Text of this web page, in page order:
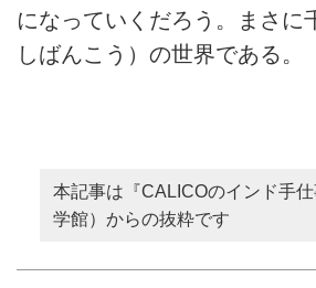
になっていくだろう。まさに
しばんこう）の世界である。
本記事は『CALICOのインド手
学館）からの抜粋です